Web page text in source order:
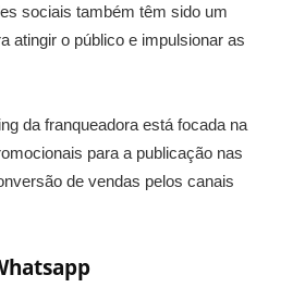
sociais também têm sido um
atingir o público e impulsionar as
da franqueadora está focada na
para a publicação nas
de vendas pelos canais